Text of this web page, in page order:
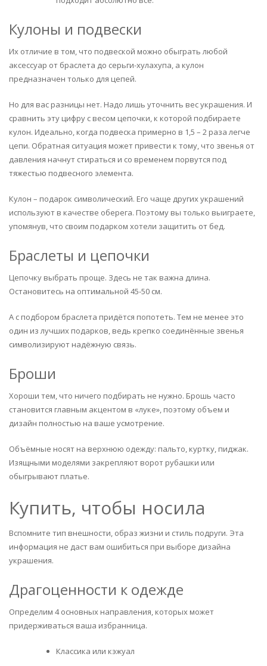
Кулоны и подвески
Их отличие в том, что подвеской можно обыграть любой
аксессуар от браслета до серьги-хулахупа, а кулон
предназначен только для цепей.
Но для вас разницы нет. Надо лишь уточнить вес украшения. И
сравнить эту цифру с весом цепочки, к которой подбираете
кулон. Идеально, когда подвеска примерно в 1,5 – 2 раза легче
цепи. Обратная ситуация может привести к тому, что звенья от
давления начнут стираться и со временем порвутся под
тяжестью подвесного элемента.
Кулон – подарок символический. Его чаще других украшений
используют в качестве оберега. Поэтому вы только выиграете,
упомянув, что своим подарком хотели защитить от бед.
Браслеты и цепочки
Цепочку выбрать проще. Здесь не так важна длина.
Остановитесь на оптимальной 45-50 см.
А с подбором браслета придётся попотеть. Тем не менее это
один из лучших подарков, ведь крепко соединённые звенья
символизируют надёжную связь.
Броши
Хороши тем, что ничего подбирать не нужно. Брошь часто
становится главным акцентом в «луке», поэтому объем и
дизайн полностью на ваше усмотрение.
Объёмные носят на верхнюю одежду: пальто, куртку, пиджак.
Изящными моделями закрепляют ворот рубашки или
обыгрывают платье.
Купить, чтобы носила
Вспомните тип внешности, образ жизни и стиль подруги. Эта
информация не даст вам ошибиться при выборе дизайна
украшения.
Драгоценности к одежде
Определим 4 основных направления, которых может
придерживаться ваша избранница.
Классика или кэжуал